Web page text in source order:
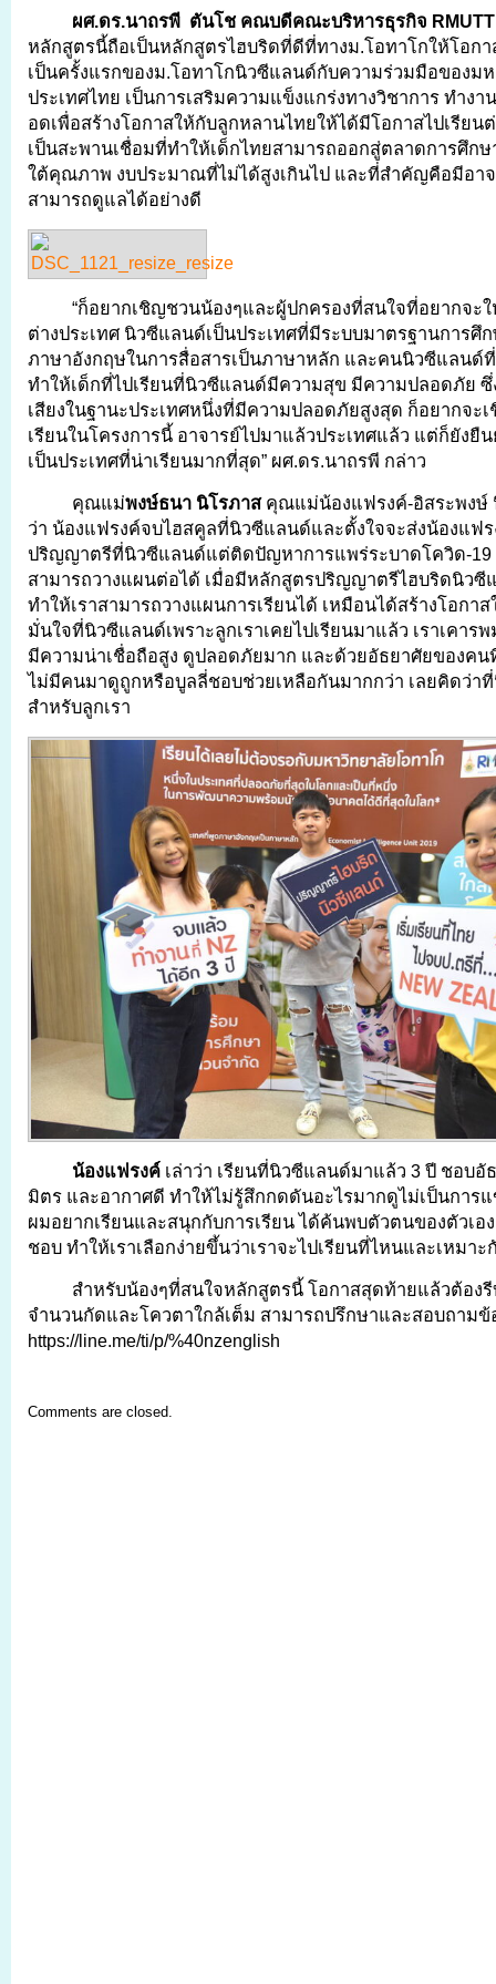
ผศ.ดร.นาถรพี ตันโช คณบดีคณะบริหารธุรกิจ RMUTT
หลักสูตรนี้ถือเป็นหลักสูตรไฮบริดที่ดีที่ทางม.โอทาโกให้โอกา
เป็นครั้งแรกของม.โอทาโกนิวซีแลนด์กับความร่วมมือของม
ประเทศไทย เป็นการเสริมความแข็งแกร่งทางวิชาการ ทำง
อดเพื่อสร้างโอกาสให้กับลูกหลานไทยให้ได้มีโอกาสไปเรียน
เป็นสะพานเชื่อมที่ทำให้เด็กไทยสามารถออกสู่ตลาดการศึกษ
ใต้คุณภาพ งบประมาณที่ไม่ได้สูงเกินไป และที่สำคัญคือมีอา
สามารถดูแลได้อย่างดี
“ก็อยากเชิญชวนน้องๆและผู้ปกครองที่สนใจที่อยากจะ
ต่างประเทศ นิวซีแลนด์เป็นประเทศที่มีระบบมาตรฐานการศึ
ภาษาอังกฤษในการสื่อสารเป็นภาษาหลัก และคนนิวซีแลนด์
ทำให้เด็กที่ไปเรียนที่นิวซีแลนด์มีความสุข มีความปลอดภัย
เสียงในฐานะประเทศหนึ่งที่มีความปลอดภัยสูงสุด ก็อยากจะ
เรียนในโครงการนี้ อาจารย์ไปมาแล้วประเทศแล้ว แต่ก็ยังยื
เป็นประเทศที่น่าเรียนมากที่สุด” ผศ.ดร.นาถรพี กล่าว
คุณแม่พงษ์ธนา นิโรภาสคุณแม่น้องแฟรงค์-อิสระพงษ์
ว่า น้องแฟรงค์จบไฮสคูลที่นิวซีแลนด์และตั้งใจจะส่งน้องแฟร
ปริญญาตรีที่นิวซีแลนด์แต่ติดปัญหาการแพร่ระบาดโควิด-19
สามารถวางแผนต่อได้ เมื่อมีหลักสูตรปริญญาตรีไฮบริดนิวซี
ทำให้เราสามารถวางแผนการเรียนได้ เหมือนได้สร้างโอกาส
มั่นใจที่นิวซีแลนด์เพราะลูกเราเคยไปเรียนมาแล้ว เราเคาร
มีความน่าเชื่อถือสูง ดูปลอดภัยมาก และด้วยอัธยาศัยของค
ไม่มีคนมาดูถูกหรือบูลลี่ชอบช่วยเหลือกันมากกว่า เลยคิดว่า
สำหรับลูกเรา
น้องแฟรงค์ เล่าว่า เรียนที่นิวซีแลนด์มาแล้ว 3 ปี ชอบอั
มิตร และอากาศดี ทำให้ไม่รู้สึกกดดันอะไรมากดูไม่เป็นการ
ผมอยากเรียนและสนุกกับการเรียน ได้ค้นพบตัวตนของตัวเอ
ชอบ ทำให้เราเลือกง่ายขึ้นว่าเราจะไปเรียนที่ไหนและเหมาะ
สำหรับน้องๆที่สนใจหลักสูตรนี้ โอกาสสุดท้ายแล้วต้องรี
จำนวนกัดและโควตาใกล้เต็ม สามารถปรึกษาและสอบถามข้
https://line.me/ti/p/%40nzenglish
Comments are closed.